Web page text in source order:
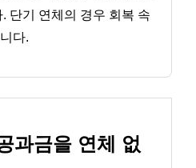
단기 연체의 경우 회복 속
다.
과금을 연체 없